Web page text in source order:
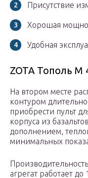
Присутствие
Хорошая
Удобная
ZOTA Тополь М
На втором месте
контуром
приобрести пульт
корпуса из
дополнением,
минимальных
агрегат работает